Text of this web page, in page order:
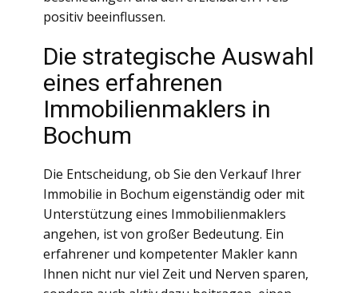
positiv beeinflussen.
Die strategische Auswahl
eines erfahrenen
Immobilienmaklers in
Bochum
Die Entscheidung, ob Sie den Verkauf Ihrer
Immobilie in Bochum eigenständig oder mit
Unterstützung eines Immobilienmaklers
angehen, ist von großer Bedeutung. Ein
erfahrener und kompetenter Makler kann
Ihnen nicht nur viel Zeit und Nerven sparen,